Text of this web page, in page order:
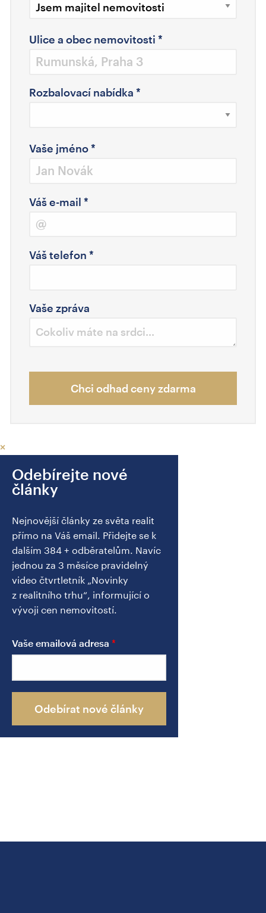
Ulice a obec nemovitosti *
Rozbalovací nabídka *
Vaše jméno*
Váš e-mail *
Váš telefon *
Vaše zpráva
Chci odhad ceny zdarma
×
Odebírejte nové
články
Nejnovější články ze světa realit
přímo na Váš email. Přidejte se k
dalším 384 + odběratelům. Navíc
jednou za 3 měsíce pravidelný
video čtvrtletník „Novinky
z realitního trhu“, informující o
vývoji cen nemovitostí.
Vaše emailová adresa
Odebírat nové články